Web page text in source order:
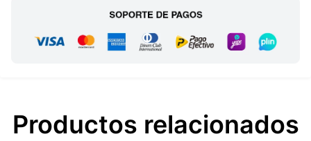
Productos relacionados